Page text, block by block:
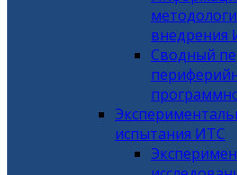
внедрения
Сводный
испытания ИТС